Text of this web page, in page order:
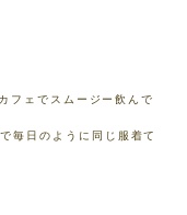
フェでスムージー飲んで
毎日のように同じ服着て